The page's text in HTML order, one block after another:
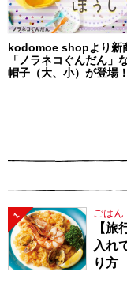
kodomoe shopより新
「ノラネコぐんだん」
帽子（大、小）が登場！
1 ごはん
【旅
入れ
り方